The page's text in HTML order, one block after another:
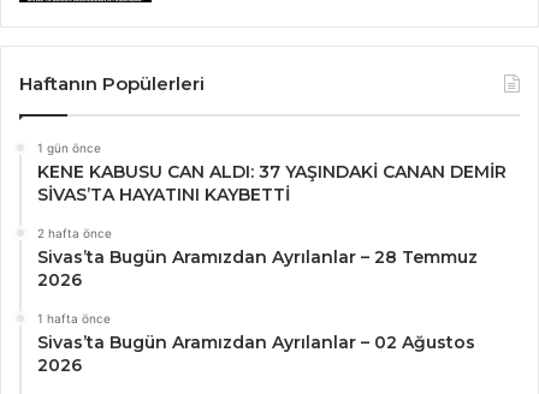
Haftanın Popülerleri
1 gün önce
KENE KABUSU CAN ALDI: 37 YAŞINDAKİ CANAN DEMİR
SİVAS’TA HAYATINI KAYBETTİ
2 hafta önce
Sivas’ta Bugün Aramızdan Ayrılanlar – 28 Temmuz
2026
1 hafta önce
Sivas’ta Bugün Aramızdan Ayrılanlar – 02 Ağustos
2026